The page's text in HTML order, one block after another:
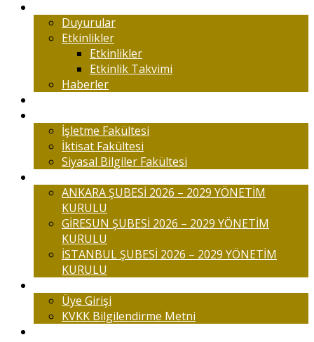
Duyurular
Etkinlikler
Etkinlikler
Etkinlik Takvimi
Haberler
İşletme Fakültesi
İktisat Fakültesi
Siyasal Bilgiler Fakültesi
ANKARA ŞUBESİ 2026 – 2029 YÖNETİM
KURULU
GİRESUN ŞUBESİ 2026 – 2029 YÖNETİM
KURULU
İSTANBUL ŞUBESİ 2026 – 2029 YÖNETİM
KURULU
Üye Girişi
KVKK Bilgilendirme Metni